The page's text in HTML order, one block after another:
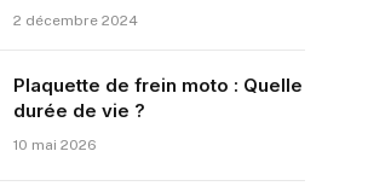
2 décembre 2024
Plaquette de frein moto : Quelle
durée de vie ?
10 mai 2026